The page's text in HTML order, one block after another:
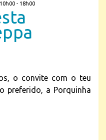
- 18h00
o convite com o teu
preferido, a Porquinha